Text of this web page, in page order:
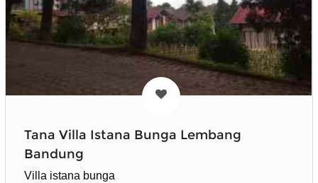
Tana Villa Istana Bunga Lembang
Bandung
Villa istana bunga